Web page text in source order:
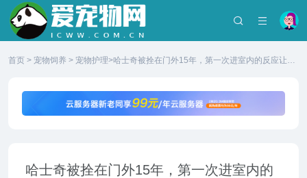
首页 > 宠物饲养 > 宠物护理>哈士奇被拴在门外15年，第一次进室内的反应让人
哈士奇被拴在门外15年，第一次进室内的